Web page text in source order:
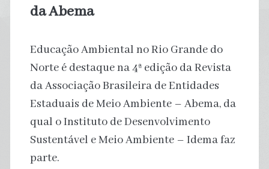
da Abema
Educação Ambiental no Rio Grande do
Norte é destaque na 4ª edição da Revista
da Associação Brasileira de Entidades
Estaduais de Meio Ambiente – Abema, da
qual o Instituto de Desenvolvimento
Sustentável e Meio Ambiente – Idema faz
parte.